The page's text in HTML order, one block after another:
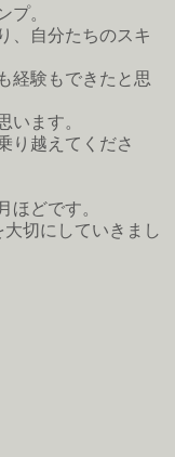
プ。
、自分たちのスキ
経験もできたと思
います。
り越えてくださ
ほどです。
切にしていきまし